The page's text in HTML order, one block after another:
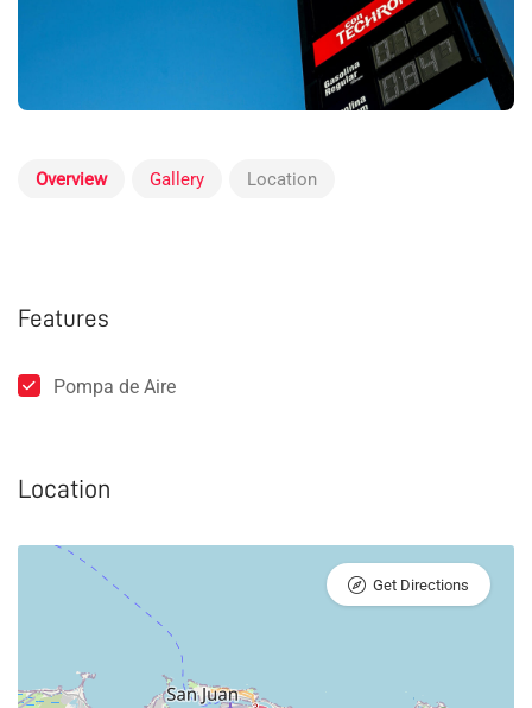
Overview Gallery Location
Features
Pompa de Aire
Location
Get Directions